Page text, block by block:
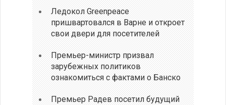
Ледокол Greenpeace
пришвартовался в Варне и откроет
свои двери для посетителей
Премьер-министр призвал
зарубежных политиков
ознакомиться с фактами о Банско
Премьер Радев посетил будущий